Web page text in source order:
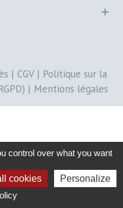
| CGV| Politique sur la
| Mentions légales
control over what you want
cookies
Personalize